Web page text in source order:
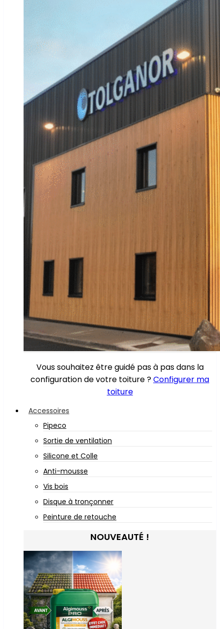
Vous souhaitez être guidé pas à pas dans la
configuration de votre toiture ?Configurer ma
toiture
Accessoires
Pipeco
Sortie de ventilation
Silicone et Colle
Anti-mousse
Vis bois
Disque à tronçonner
Peinture de retouche
NOUVEAUTÉ !